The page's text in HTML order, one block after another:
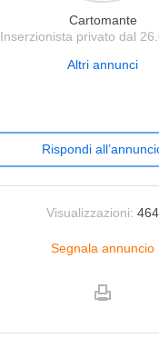
Cartomante
Inserzionista privato dal
Altri annunci
Rispondi
Visualizzazioni: 464
Segnala annuncio